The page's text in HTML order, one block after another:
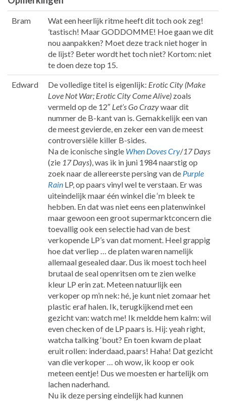
Bram
Wat een heerlijk ritme heeft dit toch ook zeg!
’tastisch! Maar GODDOMME! Hoe gaan we dit
nou aanpakken? Moet deze track niet hoger in
de lijst? Beter wordt het toch niet? Kortom: niet
te doen deze top 15.
Edward De volledige titel is eigenlijk: Erotic City (Make
Love Not War; Erotic City Come Alive) zoals
vermeld op de 12″ Let’s Go Crazywaar dit
nummer de B-kant van is. Gemakkelijk een van
de meest gevierde, en zeker een van de meest
controversiële killer B-sides.
Na de iconische single When Doves Cry/17 Days
(zie 17 Days), was ik in juni 1984 naarstig op
zoek naar de allereerste persing van de Purple
Rain LP, op paars vinyl wel te verstaan. Er was
uiteindelijk maar één winkel die ‘m bleek te
hebben. En dat was niet eens een platenwinkel
maar gewoon een groot supermarktconcern die
toevallig ook een selectie had van de best
verkopende LP’s van dat moment. Heel grappig
hoe dat verliep … de platen waren namelijk
allemaal gesealed daar. Dus ik moest toch heel
brutaal de seal openritsen om te zien welke
kleur LP erin zat. Meteen natuurlijk een
verkoper op m’n nek: hé, je kunt niet zomaar het
plastic eraf halen. Ik, terugkijkend met een
gezicht van: watch me! Ik meldde hem kalm: wil
even checken of de LP paars is. Hij: yeah right,
watcha talking ‘bout? En toen kwam de plaat
eruit rollen: inderdaad, paars! Haha! Dat gezicht
van die verkoper … oh wow, ik koop er ook
meteen eentje! Dus we moesten er hartelijk om
lachen naderhand.
Nu ik deze persing eindelijk had kunnen